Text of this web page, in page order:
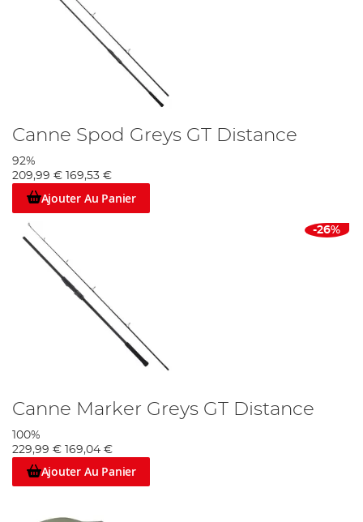
Canne Spod Greys GT Distance
92%
209,99 €
169,53 €
Ajouter Au Panier
-26%
Canne Marker Greys GT Distance
100%
229,99 € 169,04 €
Ajouter Au Panier